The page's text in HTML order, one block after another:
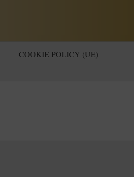
COOKIE POLICY (UE)